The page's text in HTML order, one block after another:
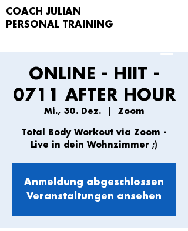
COACH JULIAN
PERSONAL TRAIN
ING
ONLINE - HIIT -
0711 AFTER HOUR
Mi., 30. Dez.
  |
Zoom
Total Body Workout via Zoom -
Live in dein Wohnzimmer ;)
Anmeldung abgeschlossen
Veranstaltungen ansehen